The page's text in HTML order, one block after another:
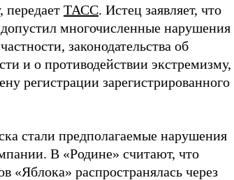
передает ТАСС. Истец заявляет, что
многочисленные нарушения
законодательства об
и о противодействии экстремизму,
регистрации зарегистрированного
стали предполагаемые нарушения
В «Родине» считают, что
«Яблока» распространялась через